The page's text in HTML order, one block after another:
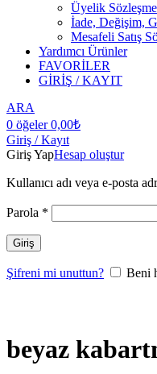
Üyelik
İade, Değişim,
Mesafeli Satış
Yardımcı Ürünler
FAVORİLER
GİRİŞ / KAYIT
ARA
0 öğeler 0,00₺
Giriş / Kayıt
Giriş YapHesap oluştur
Kullanıcı adı veya e-posta
Parola *
Giriş
Şifreni mi unuttun? Beni
beyaz